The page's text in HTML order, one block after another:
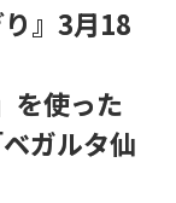
』3月18
を使った
ガルタ仙